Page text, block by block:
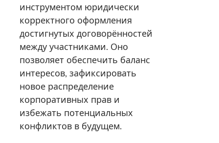
инструментом юридически
корректного оформления
достигнутых договорённостей
между участниками. Оно
позволяет обеспечить баланс
интересов, зафиксировать
новое распределение
корпоративных прав и
избежать потенциальных
конфликтов в будущем.